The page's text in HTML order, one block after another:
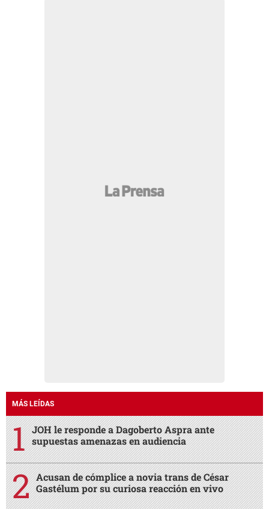
MÁS LEÍDAS
JOH le responde a Dagoberto Aspra ante
supuestas amenazas en audiencia
Acusan de cómplice a novia trans de César
Gastélum por su curiosa reacción en vivo